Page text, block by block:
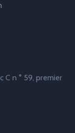
C n ° 59, premier